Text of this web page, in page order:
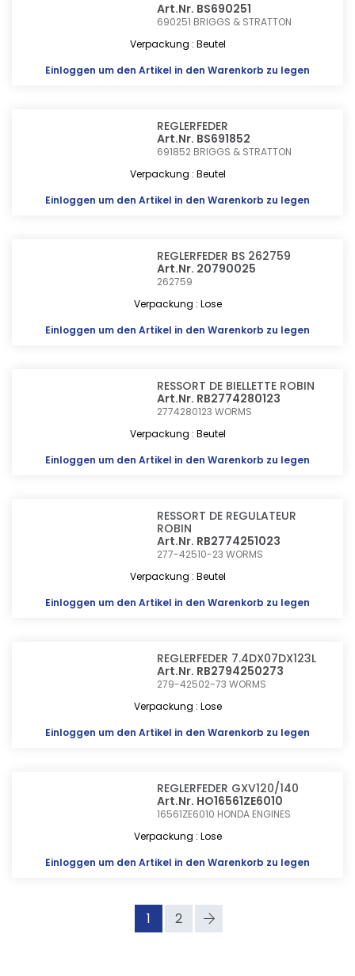
Art.Nr. BS690251
690251 BRIGGS & STRATTON
Verpackung : Beutel
Einloggen um den Artikel in den Warenkorb zu legen
REGLERFEDER
Art.Nr. BS691852
691852 BRIGGS & STRATTON
Verpackung : Beutel
Einloggen um den Artikel in den Warenkorb zu legen
REGLERFEDER BS 262759
Art.Nr. 20790025
262759
Verpackung : Lose
Einloggen um den Artikel in den Warenkorb zu legen
RESSORT DE BIELLETTE ROBIN
Art.Nr. RB2774280123
2774280123WORMS
Verpackung : Beutel
Einloggen um den Artikel in den Warenkorb zu legen
RESSORT DE REGULATEUR
ROBIN
Art.Nr. RB2774251023
277-42510-23WORMS
Verpackung : Beutel
Einloggen um den Artikel in den Warenkorb zu legen
REGLERFEDER 7.4DX07DX123L
Art.Nr. RB2794250273
279-42502-73WORMS
Verpackung : Lose
Einloggen um den Artikel in den Warenkorb zu legen
REGLERFEDER GXV120/140
Art.Nr. HO16561ZE6010
16561ZE6010 HONDA ENGINES
Verpackung : Lose
Einloggen um den Artikel in den Warenkorb zu legen
1 2